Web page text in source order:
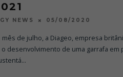
NEWS 05/08/2020
mês de julho, a Diageo, empresa
desenvolvimento de uma garrafa em
...